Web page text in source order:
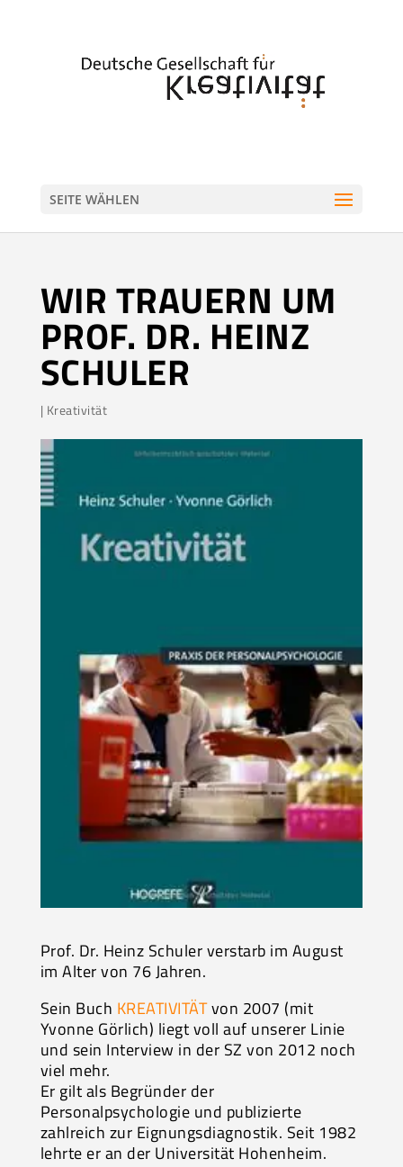
SEITE WÄHLEN
WIR TRAUERN UM
PROF. DR. HEINZ
SCHULER
| Kreativität
Prof. Dr. Heinz Schuler verstarb im August
im Alter von 76 Jahren.
Sein Buch KREATIVITÄTvon 2007 (mit
Yvonne Görlich) liegt voll auf unserer Linie
und sein Interview in der SZ von 2012 noch
viel mehr.
Er gilt als Begründer der
Personalpsychologie und publizierte
zahlreich zur Eignungsdiagnostik. Seit 1982
lehrte er an der Universität Hohenheim.